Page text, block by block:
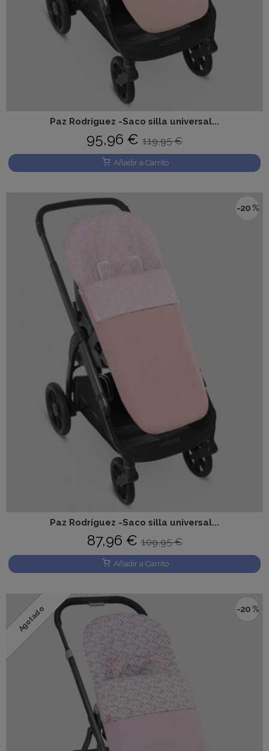
Paz Rodríguez -Saco silla universal...
95,96 € 119,95 €
Añadir a Carrito
-20 %
Paz Rodríguez -Saco silla universal...
87,96 €109,95 €
Añadir a Carrito
Agotado -20 %